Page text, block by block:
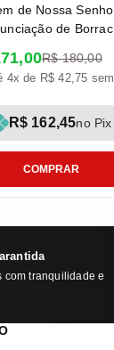
de Nossa
de
R$ 180,00
R$ 162,45no Pix
4x de R$ 42,75 sem
COMPRAR
com tranquilidade e